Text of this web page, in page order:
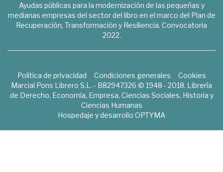
Ayudas públicas para la modernización de las pequeñas y
medianas empresas del sector del libro en el marco del Plan de
Recuperación, Transformación y Resiliencia. Convocatoria
2022.
Política de privacidad Condiciones generales
Cookies
Marcial Pons Librero S.L. - B82947326 © 1948 - 2018. Librería
de Derecho, Economía, Empresa, Ciencias Sociales, Historia y
Ciencias Humanas
Hospedaje y desarrollo OPTYMA